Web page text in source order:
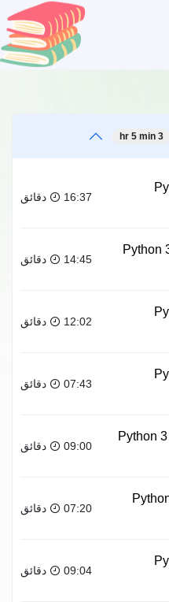
3 hr 5 min
16:37 دقائق
Python
14:45 دقائق
12:02 دقائق
07:43 دقائق
Python
09:00 دقائق
07:20 دقائق
09:04 دقائق